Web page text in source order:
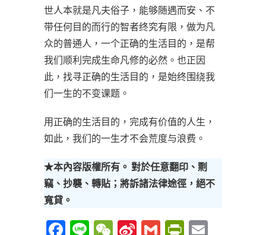
世人本就是凡夫俗子，能够随遇而安、不
带任何目的而行的智者终究有限，做为凡
众的普通人，一个正确的生活目的，是帮
我们顺利完成生命凡修的必然。也正因
此，找寻正确的生活目的，是始终围绕我
们一生的不变课题。
用正确的生活目的，完成有价值的人生，
如此，我们的一生才不会荒度与浪费。
★本內容版權所有。 對於任意翻印、剽
竊、抄襲、轉貼；將訴諸法律途徑，絕不
寬貸。
F Li W Si G P